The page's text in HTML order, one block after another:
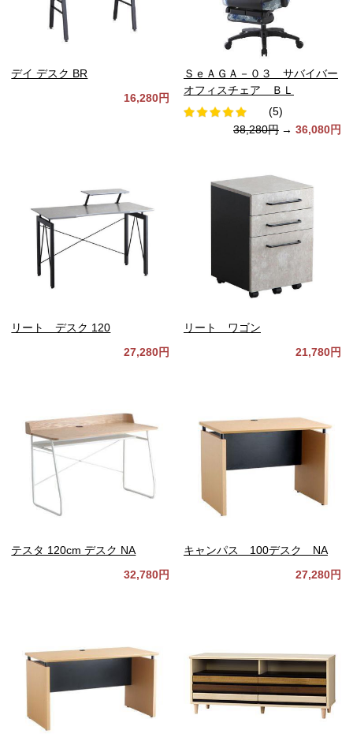
デイ デスク BR
16,280円
ＳｅＡＧＡ－０３ サバイバー
オフィスチェア ＢＬ
(5)
38,280円 → 36,080円
リート デスク 120
27,280円
リート ワゴン
21,780円
テスタ 120cm デスク NA
32,780円
キャンパス 100デスク NA
27,280円